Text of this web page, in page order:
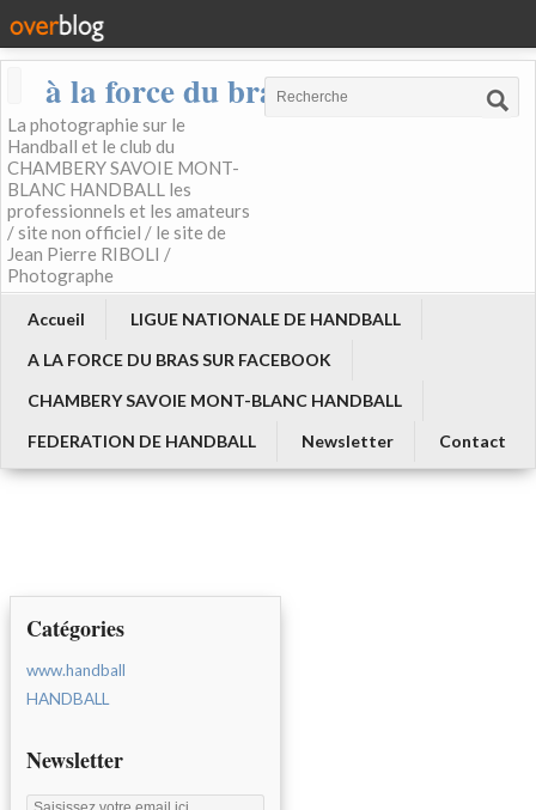
à la force du bras
La photographie sur le
Handball et le club du
CHAMBERY SAVOIE MONT-
BLANC HANDBALL les
professionnels et les amateurs
/ site non officiel / le site de
Jean Pierre RIBOLI /
Photographe
Accueil
LIGUE NATIONALE DE HANDBALL
A LA FORCE DU BRAS SUR FACEBOOK
CHAMBERY SAVOIE MONT-BLANC HANDBALL
FEDERATION DE HANDBALL
Newsletter Contact
Catégories
www.handball
HANDBALL
Newsletter